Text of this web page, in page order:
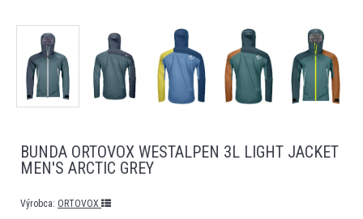
BUNDA ORTOVOX WESTALPEN 3L LIGHT JACKET
MEN'S ARCTIC GREY
Výrobca: ORTOVOX